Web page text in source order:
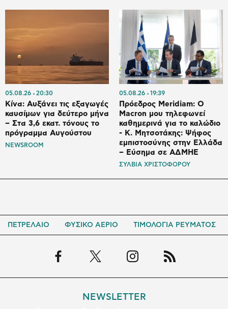
05.08.26 20:30
Κίνα: Αυξάνει τις εξαγωγές
καυσίμων για δεύτερο μήνα
– Στα 3,6 εκατ. τόνους το
πρόγραμμα Αυγούστου
NEWSROOM
05.08.26 19:39
Πρόεδρος Meridiam: Ο
Macron μου τηλεφωνεί
καθημερινά για το καλώδιο
- K. Μητσοτάκης: Ψήφος
εμπιστοσύνης στην Ελλάδα
– Εύσημα σε ΑΔΜΗΕ
ΣΥΛΒΙΑ ΧΡΙΣΤΟΦΟΡΟΥ
ΠΕΤΡΕΛΑΙΟ ΦΥΣΙΚΟ ΑΕΡΙΟ ΤΙΜΟΛΟΓΙΑ ΡΕΥΜΑΤΟΣ
NEWSLETTER